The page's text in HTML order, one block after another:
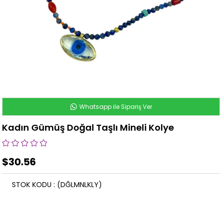
Whatsapp ile Sipariş Ver
Kadın Gümüş Doğal Taşlı Mineli Kolye
$30.56
(DĞLMNLKLY)
STOK KODU